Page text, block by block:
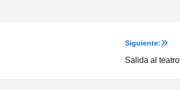
Siguiente:
Salida al teatro